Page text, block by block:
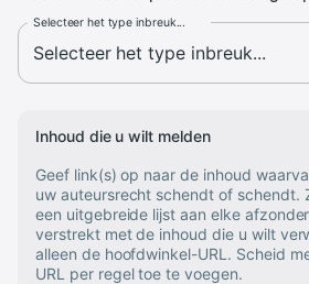
Selecteer het type inbreuk...
Inhoud die u wilt melden
Geef link(s) op naar de inhoud
uw auteursrecht schendt of schendt.
een uitgebreide lijst aan elke
verstrekt met de inhoud die u wilt
alleen de hoofdwinkel-URL. Scheid
URL per regel toe te voegen.